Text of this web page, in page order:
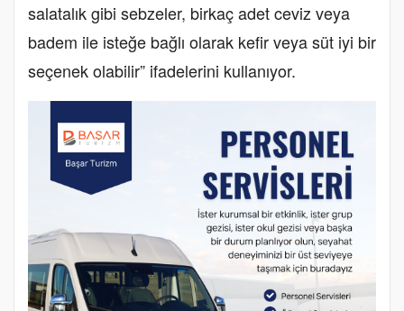
salatalık gibi sebzeler, birkaç adet ceviz veya
badem ile isteğe bağlı olarak kefir veya süt iyi bir
seçenek olabilir” ifadelerini kullanıyor.